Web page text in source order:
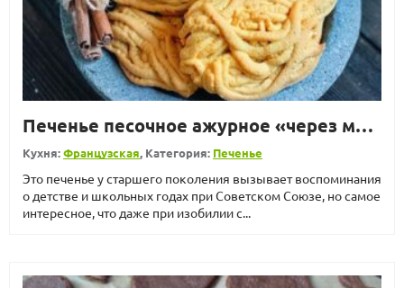
Печенье песочное ажурное «через мясорубку»
Кухня:Французская, Категория: Печенье
Это печенье у старшего поколения вызывает воспоминания
о детстве и школьных годах при Советском Союзе, но самое
интересное, что даже при изобилии с...